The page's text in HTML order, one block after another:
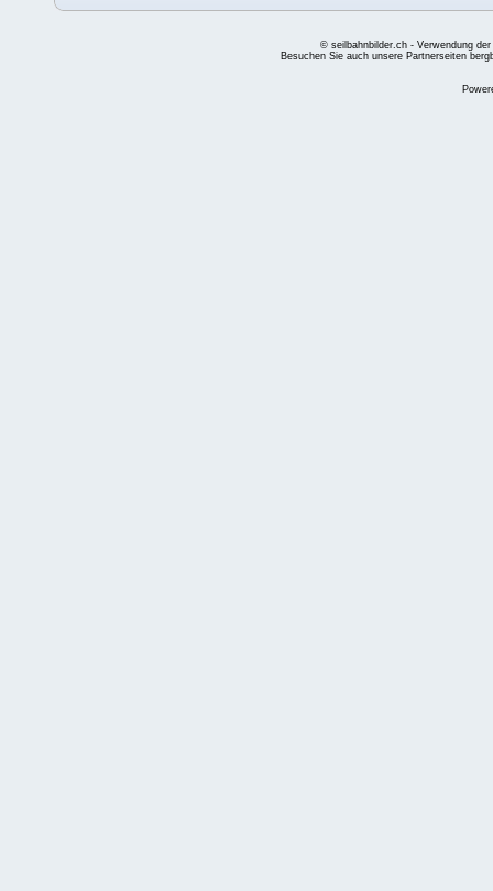
© seilbahnbilder.ch - Verwendung
Besuchen Sie auch unsere Partnerseiten